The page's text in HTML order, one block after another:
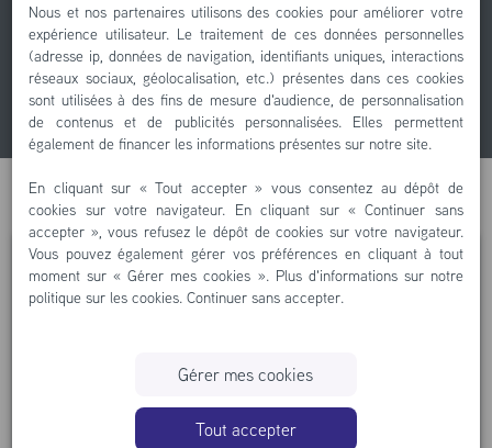
Nous les avons photographié et trié par marque.
Parcours les marques
Vous souhaitez faire réparer votre pompe à
eau?
Nous et nos partenaires utilisons des cookies pour améliorer votre
expérience utilisateur. Le traitement de ces données personnelles
(adresse ip, données de navigation, identifiants uniques, interactions
réseaux sociaux, géolocalisation, etc.) présentes dans ces cookies
sont utilisées à des fins de mesure d'audience, de personnalisation
de contenus et de publicités personnalisées. Elles permettent
également de financer les informations présentes sur notre site.
En cliquant sur « Tout accepter » vous consentez au dépôt de
cookies sur votre navigateur. En cliquant sur « Continuer sans
accepter », vous refusez le dépôt de cookies sur votre navigateur.
Vous pouvez également gérer vos préférences en cliquant à tout
moment sur « Gérer mes cookies ». Plus d'informations sur notre
politique sur les cookies.Continuer sans accepter.
Gérer mes cookies
Tout accepter